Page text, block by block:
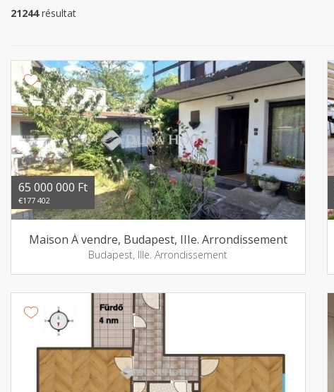
21244résultat
65 000 000 Ft
€177 402
Maison Á vendre, Budapest, IIIe. Arrondissement
Budapest, IIIe. Arrondissement